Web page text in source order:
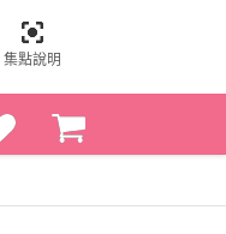
集點說明